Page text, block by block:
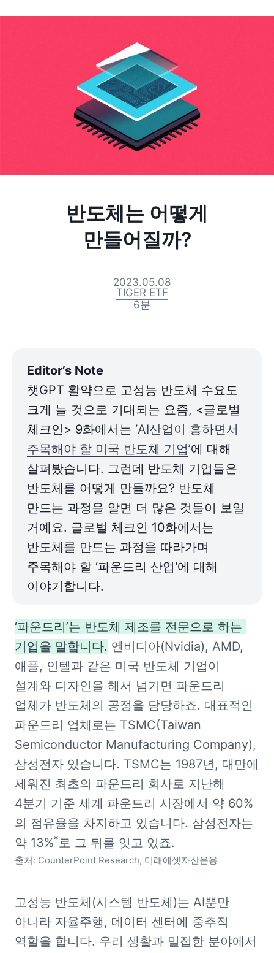
반도체는 어떻게
만들어질까?
2023.05.08
TIGER ETF
6분
챗GPT 활약으로 고성능 반도체 수요도
크게 늘 것으로 기대되는 요즘, <글로벌
체크인> 9화에서는 ‘AI산업이 흥하면서
주목해야 할 미국 반도체 기업’에 대해
살펴봤습니다. 그런데 반도체 기업들은
반도체를 어떻게 만들까요? 반도체
만드는 과정을 알면 더 많은 것들이 보일
거예요. 글로벌 체크인 10화에서는
반도체를 만드는 과정을 따라가며
주목해야 할 ‘파운드리 산업'에 대해
이야기합니다.
‘파운드리’는 반도체 제조를 전문으로 하는
기업을 말합니다. 엔비디아(Nvidia), AMD,
애플, 인텔과 같은 미국 반도체 기업이
설계와 디자인을 해서 넘기면 파운드리
업체가 반도체의 공정을 담당하죠. 대표적인
파운드리 업체로는 TSMC(Taiwan
Semiconductor Manufacturing Company),
삼성전자 있습니다. TSMC는 1987년, 대만에
세워진 최초의 파운드리 회사로 지난해
4분기 기준 세계 파운드리 시장에서 약 60%
의 점유율을 차지하고 있습니다. 삼성전자는
약 13%*
출처: CounterPoint Research, 미래에셋자산운용
고성능 반도체(시스템 반도체)는 AI뿐만
아니라 자율주행, 데이터 센터에 중추적
역할을 합니다. 우리 생활과 밀접한 분야에서